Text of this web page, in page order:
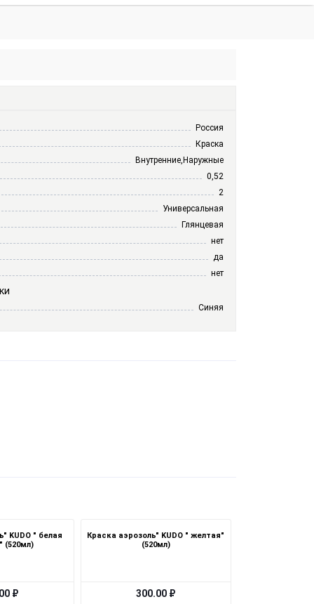
Россия
Краска
Внутренние,Наружные
0,52
2
Универсальная
Глянцевая
нет
да
нет
Синяя
KUDO " белая
(520мл)
₽
Краска аэрозоль" KUDO " желтая"
(520мл)
300.00 ₽